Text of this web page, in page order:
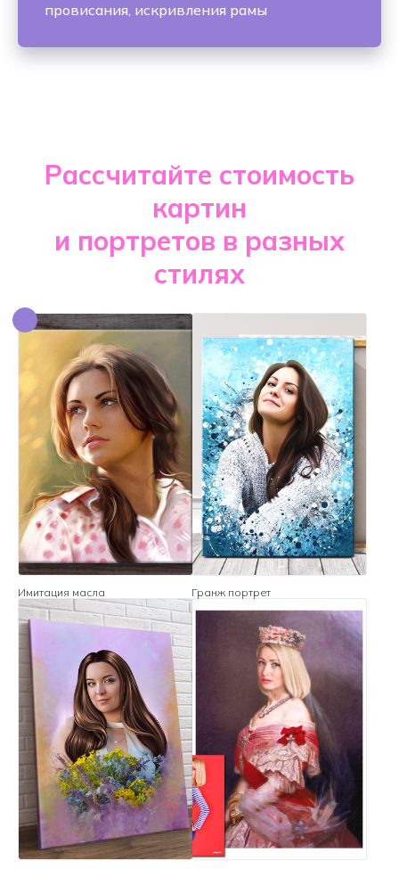
провисания, искривления рамы
Рассчитайте стоимость
картин
и портретов в разных
стилях
Имитация масла Гранж портрет